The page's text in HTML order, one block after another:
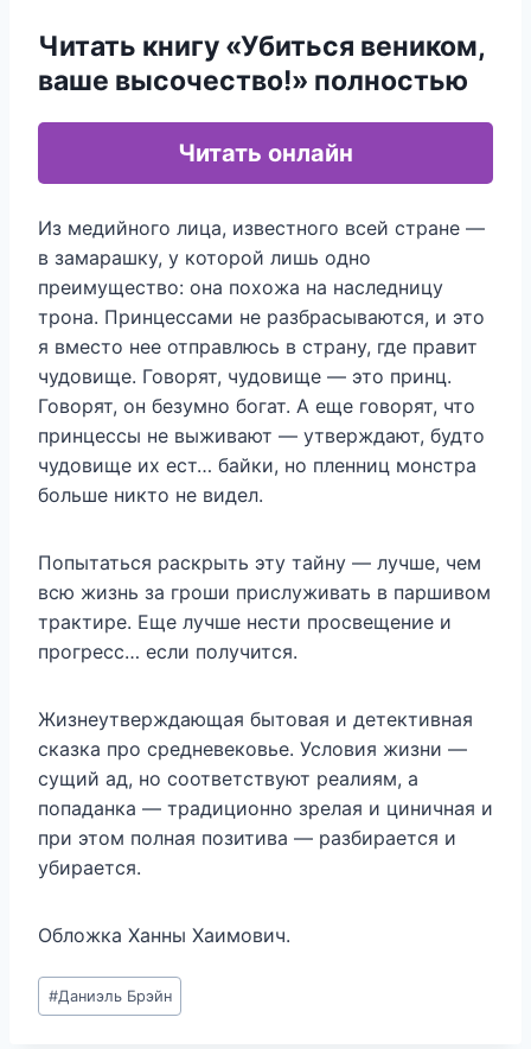
Читать книгу «Убиться веником,
ваше высочество!» полностью
Читать онлайн
Из медийного лица, известного всей стране —
в замарашку, у которой лишь одно
преимущество: она похожа на наследницу
трона. Принцессами не разбрасываются, и это
я вместо нее отправлюсь в страну, где правит
чудовище. Говорят, чудовище — это принц.
Говорят, он безумно богат. А еще говорят, что
принцессы не выживают — утверждают, будто
чудовище их ест… байки, но пленниц монстра
больше никто не видел.
Попытаться раскрыть эту тайну — лучше, чем
всю жизнь за гроши прислуживать в паршивом
трактире. Еще лучше нести просвещение и
прогресс… если получится.
Жизнеутверждающая бытовая и детективная
сказка про средневековье. Условия жизни —
сущий ад, но соответствуют реалиям, а
попаданка — традиционно зрелая и циничная и
при этом полная позитива — разбирается и
убирается.
Обложка Ханны Хаимович.
Метки
записи:
#Даниэль Брэйн